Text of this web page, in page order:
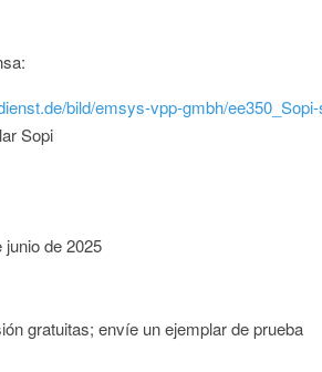
bild/emsys-vpp-gmbh/
Sopi
junio de 2025
gratuitas; envíe un ejemplar de prueba